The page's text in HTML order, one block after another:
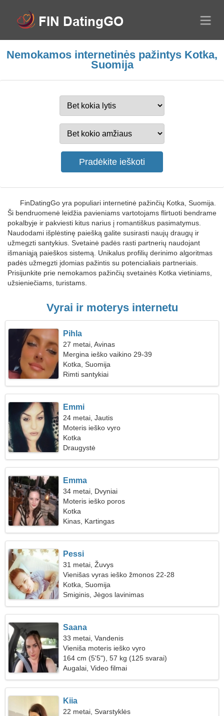
Nemokamos internetinės pažintys Kotka,
Suomija
FinDatingGo yra populiari internetinė pažinčių Kotka, Suomija.
Ši bendruomenė leidžia pavieniams vartotojams flirtuoti bendrame
pokalbyje ir pakviesti kitus narius į romantiškus pasimatymus.
Naudodami išplėstinę paiešką galite susirasti naujų draugų ir
užmegzti santykius. Svetainė padės rasti partnerių naudojant
išmaniąją paieškos sistemą. Unikalus profilių derinimo algoritmas
padės užmegzti įdomias pažintis su potencialiais partneriais.
Prisijunkite prie nemokamos pažinčių svetainės Kotka vietiniams,
užsieniečiams, turistams.
Vyrai ir moterys internetu
Pihla
27 metai, Avinas
Mergina ieško vaikino 29-39
Kotka, Suomija
Rimti santykiai
Emmi
24 metai, Jautis
Moteris ieško vyro
Kotka
Draugystė
Emma
34 metai, Dvyniai
Moteris ieško poros
Kotka
Kinas, Kartingas
Pessi
31 metai, Žuvys
Vienišas vyras ieško žmonos 22-28
Kotka, Suomija
Smiginis, Jėgos lavinimas
Saana
33 metai, Vandenis
Vieniša moteris ieško vyro
164 cm (5'5"), 57 kg (125 svarai)
Augalai, Video filmai
Kiia
22 metai, Svarstyklės